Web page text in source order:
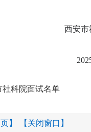
西安市
社科院面试名单
】 【关闭窗口】